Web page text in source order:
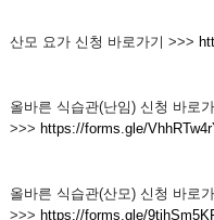
산모 요가 신청 바로가기 >>>
올바른 식습관(난임) 신청 바로
>>> https://forms.gle/
올바른 식습관(산모) 신청 바로
>>> https://forms.gle/